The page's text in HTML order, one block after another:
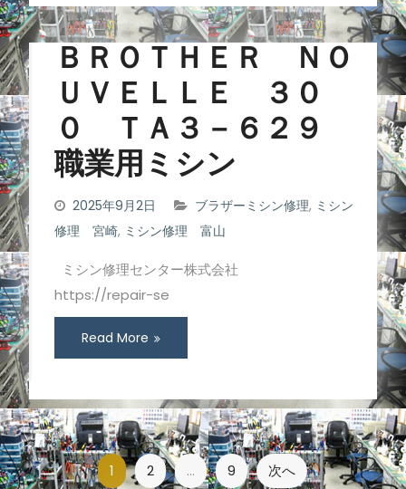
ＢＲＯＴＨＥＲ ＮＯ
ＵＶＥＬＬＥ ３０
０ ＴＡ３－６２９
職業用ミシン
2025年9月2日 ブラザーミシン修理, ミシン
修理 宮崎, ミシン修理 富山
ミシン修理センター株式会社
https://repair-se
Read More
投
1 2 … 9 次へ